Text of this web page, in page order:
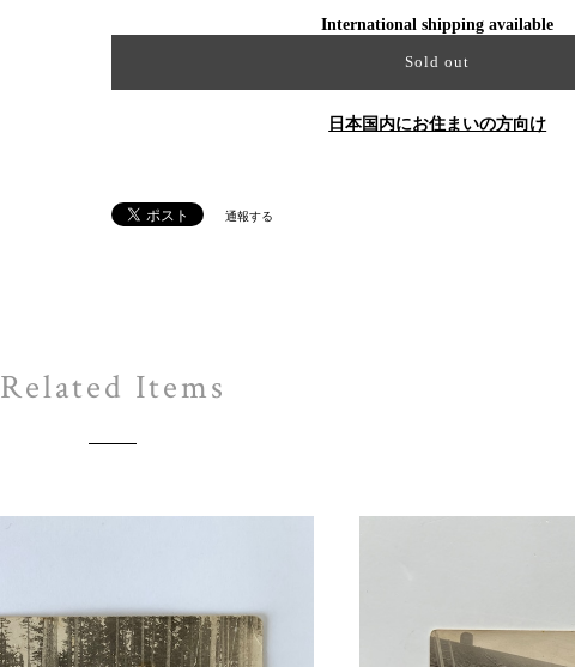
International shipping available
Sold out
日本国内にお住まいの方向け
通報する
Related Items